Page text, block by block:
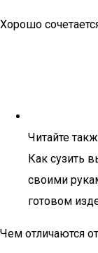
Хорошо
Читайте
Как сузить
своими
готовом
Чем отличаются